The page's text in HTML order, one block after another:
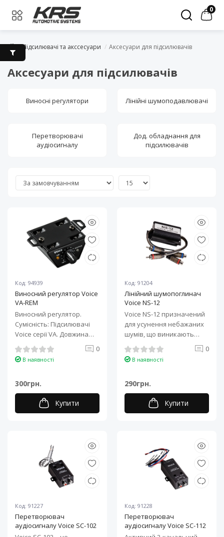
0
Підсилювачі та акссесуари Аксесуари для підсилювачів
Аксесуари для підсилювачів
Виносні регулятори Лінійні шумоподавлювачі
Перетворювачі
аудіосигналу
Дод. обладнання для
підсилювачів
Код: 94939
Виносний регулятор Voice
VA-REM
Виносний регулятор.
Сумісність: Підсилювачі
Voice серії VA. Довжина
дроту: 5м Індикатор кліпу
..
0
В наявності
300грн.
Купити
Код: 91204
Лінійний шумопоглинач
Voice NS-12
Voice NS-12 призначений
для усунення небажаних
шумів, що виникають
після встановлення
підсилювача в ..
0
В наявності
290грн.
Купити
Код: 91227
Перетворювач
аудіосигналу Voice SC-102
Код: 91228
Перетворювач
аудіосигналу Voice SC-112